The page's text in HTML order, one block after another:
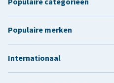
Populaire merken
Internationaal